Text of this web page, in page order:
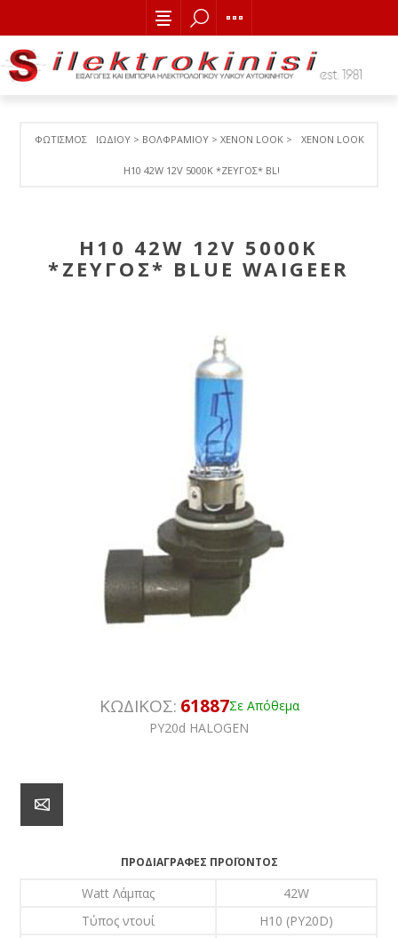
ΦΩΤΙΣΜΟΣ ΙΩΔΙΟΥ > ΒΟΛΦΡΑΜΙΟY > ΧΕΝΟΝ LOOK > XENON LOOK
H10 42W 12V 5000Κ *ZEYΓOΣ* BLUE WAIGEER
H10 42W 12V 5000Κ
*ZEYΓOΣ* BLUE WAIGEER
ΚΩΔΙΚΟΣ: 61887Σε Απόθεμα
PY20d HALOGEN
ΠΡΟΔΙΑΓΡΑΦΈΣ ΠΡΟΪΌΝΤΟΣ
Watt Λάμπας
42W
Τύπος ντουί
H10 (PY20D)